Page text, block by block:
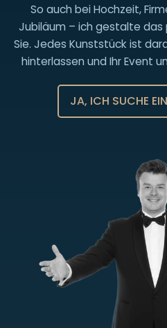
So auch bei Hochzeit,
Jubiläum – ich gestalte das
Sie. Jedes Kunststück ist
hinterlassen und Ihr Event
JA, ICH SUCHE